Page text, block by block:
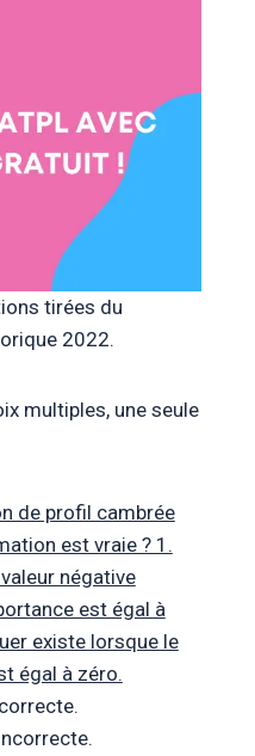
tirées du
2022.
multiples, une seule
de profil cambrée
est vraie ? 1.
valeur négative
est égal à
existe lorsque le
égal à zéro.